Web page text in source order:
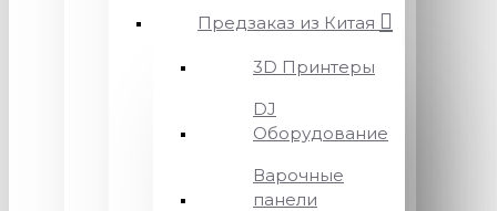
Предзаказ из Китая
3D Принтеры
DJ
Оборудование
Варочные
панели